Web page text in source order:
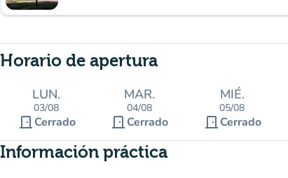
Horario de apertura
LUN.
03/08
door_front Cerrado
MAR.
04/08
door_front Cerrado
MIÉ.
05/08
door_front Cerrado
Información práctica